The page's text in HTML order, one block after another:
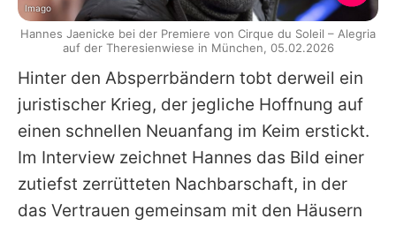
Hinter den Absperrbändern tobt derweil ein
juristischer Krieg, der jegliche Hoffnung auf
einen schnellen Neuanfang im Keim erstickt.
Im Interview zeichnet Hannes das Bild einer
zutiefst zerrütteten Nachbarschaft, in der
das Vertrauen gemeinsam mit den Häusern
Imago
Hannes Jaenicke bei der Premiere von Cirque du Soleil – Alegria
auf der Theresienwiese in München, 05.02.2026